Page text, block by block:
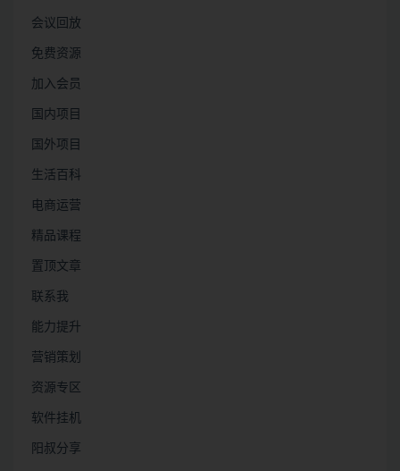
会议回放
免费资源
加入会员
国内项目
国外项目
生活百科
电商运营
精品课程
置顶文章
联系我
能力提升
营销策划
资源专区
软件挂机
阳叔分享